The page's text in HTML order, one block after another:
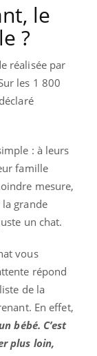
le
?
réalisée par
les 1 800
: à leurs
famille
mesure,
grande
un chat.
vous
répond
de la
En effet,
bébé. C’est
plus loin,